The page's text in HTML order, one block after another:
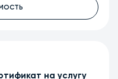
на услугу